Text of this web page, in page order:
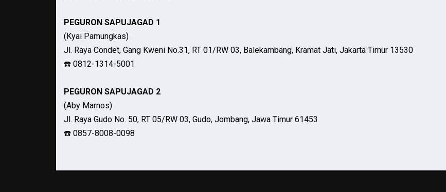
PEGURON SAPUJAGAD 1
(Kyai Pamungkas)
Jl. Raya Condet, Gang Kweni No.31, RT 01/RW 03, Balekambang, Kramat Jati, Jakarta Timur 13530
☎️ 0812-1314-5001
PEGURON SAPUJAGAD 2
(Aby Marnos)
Jl. Raya Gudo No. 50, RT 05/RW 03, Gudo, Jombang, Jawa Timur 61453
☎️ 0857-8008-0098